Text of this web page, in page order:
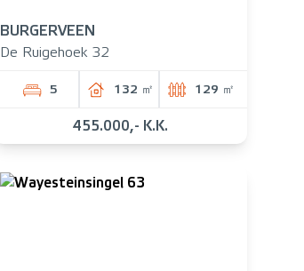
BURGERVEEN
De Ruigehoek 32
5 132 ㎡ 129 ㎡
455.000,- K.K.